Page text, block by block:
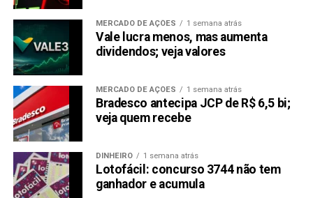
do petróleo mostravam sinal positivo, com
o Brent subindo 0,83%.
As informações são da Reuters
Compartilhar:
Copy
Link
WhatsApp
Twitter
Facebook
Reddit
Email
TÓPICOS RELACIONADOS: BBAS3 BPAC11
PETR4
PETZ3 VALE3
PRÓXIMA:
MERCADO DE AÇÕES 1 semana atrás
Vale lucra menos, mas aumenta
dividendos; veja valores
MERCADO DE AÇÕES 1 semana atrás
Bradesco antecipa JCP de R$ 6,5 bi;
veja quem recebe
DINHEIRO 1 semana atrás
Lotofácil: concurso 3744 não tem
ganhador e acumula